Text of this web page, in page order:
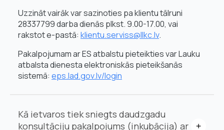
Uzzināt vairāk var sazinoties pa klientu tālruni
28337799 darba dienās plkst. 9.00-17.00, vai
rakstot e-pastā: klientu.serviss@llkc.lv.
Pakalpojumam ar ES atbalstu pieteikties var Lauku
atbalsta dienesta elektroniskās pieteikšanās
sistemā: eps.lad.gov.lv/login
Kā ietvaros tiek sniegts daudzgadu
konsultāciju pakalpojums (inkubācija) ar